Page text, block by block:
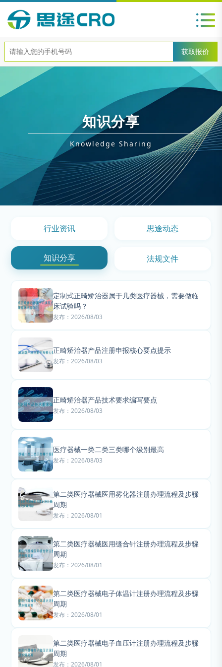
知识分享
Knowledge Sharing
行业资讯 思途动态
知识分享 法规文件
定制式正畸矫治器属于几类医疗器械，需要做临
床试验吗？
发布：2026/08/03
正畸矫治器产品注册申报核心要点提示
发布：2026/08/03
正畸矫治器产品技术要求编写要点
发布：2026/08/03
医疗器械一类二类三类哪个级别最高
发布：2026/08/03
第二类医疗器械医用雾化器注册办理流程及步骤
周期
发布：2026/08/01
第二类医疗器械医用缝合针注册办理流程及步骤
周期
发布：2026/08/01
第二类医疗器械电子体温计注册办理流程及步骤
周期
发布：2026/08/01
第二类医疗器械电子血压计注册办理流程及步骤
周期
发布：2026/08/01